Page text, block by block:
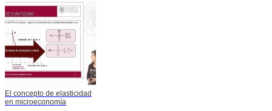
El concepto de elasticidad
en microeconomía